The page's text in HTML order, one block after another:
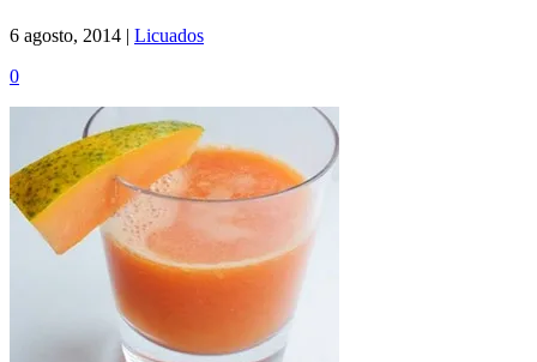
6 agosto, 2014 | Licuados
0